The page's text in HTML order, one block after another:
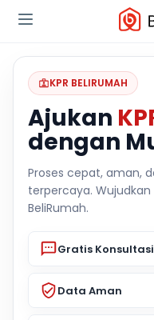
KPR BELIRUMAH
Ajukan
dengan
Proses cepat, aman,
terpercaya.
BeliRumah.
Gratis Konsultasi
Data Aman